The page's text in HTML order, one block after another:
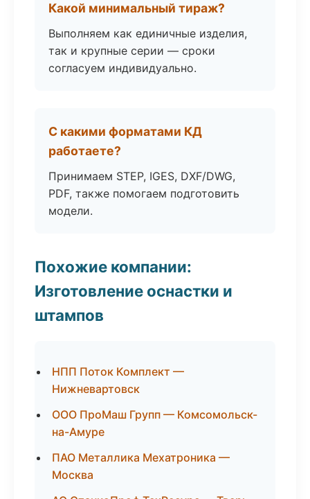
Какой минимальный тираж?
Выполняем как единичные изделия,
так и крупные серии — сроки
согласуем индивидуально.
С какими форматами КД
работаете?
Принимаем STEP, IGES, DXF/DWG,
PDF, также помогаем подготовить
модели.
Похожие компании:
Изготовление оснастки и
штампов
НПП Поток Комплект —
Нижневартовск
ООО ПроМаш Групп — Комсомольск-
на-Амуре
ПАО Металлика Мехатроника —
Москва